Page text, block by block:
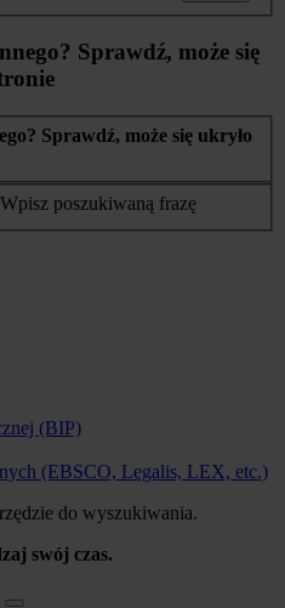
Sprawdź, może się
Sprawdź, może się ukryło
Wpisz poszukiwaną frazę
(BIP)
(EBSCO, Legalis, LEX, etc.)
do wyszukiwania.
swój czas.